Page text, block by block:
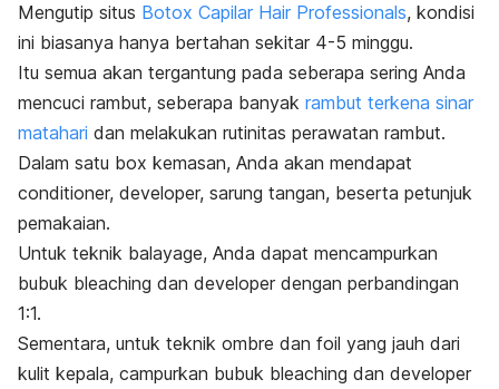
Mengutip situs Botox Capilar Hair Professionals, kondisi
ini biasanya hanya bertahan sekitar 4-5 minggu.
Itu semua akan tergantung pada seberapa sering Anda
mencuci rambut, seberapa banyak rambut terkena sinar
matahari dan melakukan rutinitas perawatan rambut.
Dalam satu box kemasan, Anda akan mendapat
conditioner, developer, sarung tangan, beserta petunjuk
pemakaian.
Untuk teknik balayage, Anda dapat mencampurkan
bubuk bleaching dan developer dengan perbandingan
1:1.
Sementara, untuk teknik ombre dan foil yang jauh dari
kulit kepala, campurkan bubuk bleaching dan developer